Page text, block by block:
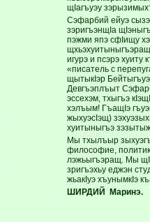
щIагъуэу
Сэфарбий ейуэ
зэригъэнщIа
пэжми япэ сфIищу
игурэ и псэрэ
«писатель с
щытыкIэр
Девгъэплъыт
эссехэм, тхыгъэ
хэлъым! ГъащIэ
жыхуэсIэщ)
хуитыныгъэ
Мы тхылъыр
философие,
лэжьыгъэращ. Мы
зригъэхьу еджэн
жьакIуэ хъунымкIэ
ШИРДИЙ Маринэ.